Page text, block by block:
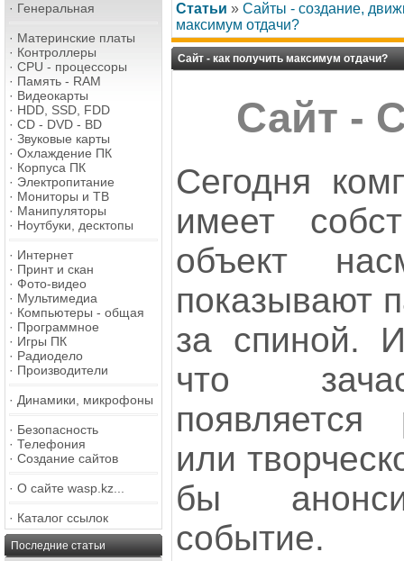
· Генеральная
· Материнские платы
· Контроллеры
· CPU - процессоры
· Память - RAM
· Видеокарты
· HDD, SSD, FDD
· CD - DVD - BD
· Звуковые карты
· Охлаждение ПК
· Корпуса ПК
· Электропитание
· Мониторы и ТВ
· Манипуляторы
· Ноутбуки, десктопы
· Интернет
· Принт и скан
· Фото-видео
· Мультимедиа
· Компьютеры - общая
· Программное
· Игры ПК
· Радиодело
· Производители
· Динамики, микрофоны
· Безопасность
· Телефония
· Создание сайтов
· О сайте wasp.kz...
· Каталог ссылок
Последние статьи
Статьи » Сайты - создание,
максимум отдачи?
Сайт - как получить максимум отдачи?
Сайт -
Сегодня
имеет
объект
показывают
за спиной.
что
или
бы
событие.